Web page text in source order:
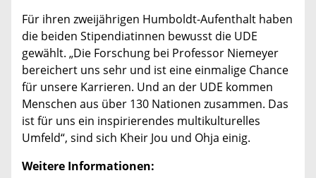
Für ihren zweijährigen Humboldt-Aufenthalt haben
die beiden Stipendiatinnen bewusst die UDE
gewählt. „Die Forschung bei Professor Niemeyer
bereichert uns sehr und ist eine einmalige Chance
für unsere Karrieren. Und an der UDE kommen
Menschen aus über 130 Nationen zusammen. Das
ist für uns ein inspirierendes multikulturelles
Umfeld“, sind sich Kheir Jou und Ohja einig.
Weitere Informationen: